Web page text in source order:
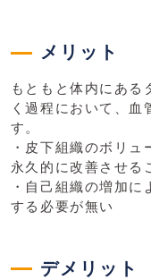
メリット
もともと体内にある
く過程において、血
す。
・皮下組織のボリ
永久的に改善させる
・自己組織の増加
する必要が無い
デメリット